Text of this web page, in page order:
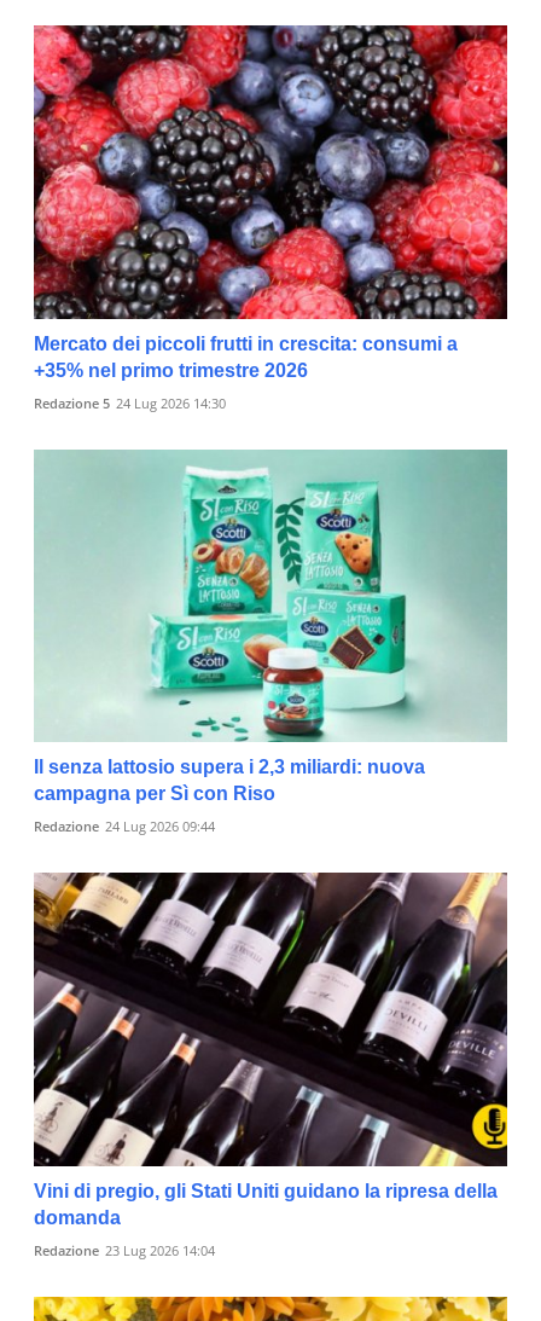
Mercato dei piccoli frutti in crescita: consumi a
+35% nel primo trimestre 2026
Redazione 5 24 Lug 2026 14:30
Il senza lattosio supera i 2,3 miliardi: nuova
campagna per Sì con Riso
Redazione 24 Lug 2026 09:44
Vini di pregio, gli Stati Uniti guidano la ripresa della
domanda
Redazione 23 Lug 2026 14:04